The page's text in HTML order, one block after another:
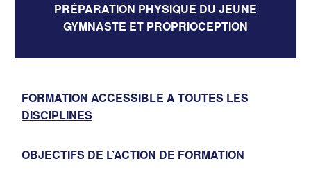
PRÉPARATION PHYSIQUE DU JEUNE
GYMNASTE ET PROPRIOCEPTION
FORMATION ACCESSIBLE A TOUTES LES
DISCIPLINES
OBJECTIFS DE L’ACTION DE FORMATION